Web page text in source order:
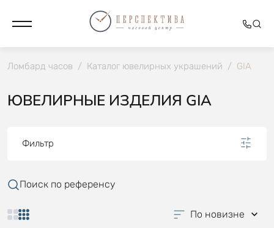
Ломбард часов / Каталог ювелирных украшений / GIA
ЮВЕЛИРНЫЕ ИЗДЕЛИЯ GIA
Фильтр
Поиск по референсу
По новизне